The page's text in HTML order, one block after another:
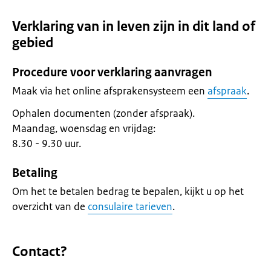
Verklaring van in leven zijn in dit land of
gebied
Procedure voor verklaring aanvragen
Maak via het online afsprakensysteem een afspraak.
Ophalen documenten (zonder afspraak).
Maandag, woensdag en vrijdag:
8.30 - 9.30 uur.
Betaling
Om het te betalen bedrag te bepalen, kijkt u op het
overzicht van de consulaire tarieven.
Contact?